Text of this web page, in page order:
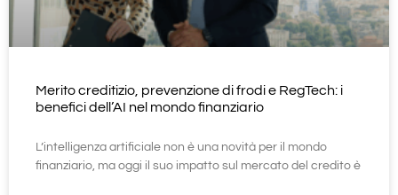
Merito creditizio, prevenzione di frodi e RegTech: i
benefici dell’AI nel mondo finanziario
L’intelligenza artificiale non è una novità per il mondo
finanziario, ma oggi il suo impatto sul mercato del credito è